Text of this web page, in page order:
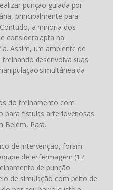
punção guiada por
principalmente para
a minoria dos
considera apta na
Assim, um ambiente de
desenvolva suas
simultânea da
do treinamento com
para fístulas arteriovenosas
Belém, Pará.
de intervenção, foram
de enfermagem (17
de punção
de simulação com peito de